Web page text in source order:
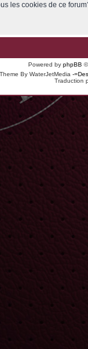
les cookies de ce
Powered by phpBB
Theme By WaterJetMedia -
Traduction